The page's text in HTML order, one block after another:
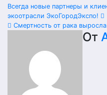
Навигация
по
записям
Всегда новые партнеры и
экоотрасли ЭкоГородЭкспо!
Смертность от рака
От